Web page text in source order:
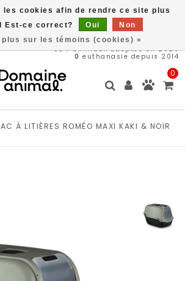
564animaux adoptés en 2026
0 euthanasie depuis 2014
0
À LITIÈRES ROMÉO MAXI KAKI & NOIR
les cookies afin de rendre ce site plus
Est-ce correct?
Oui
Non
plus sur les témoins (cookies) »
gratuite à partir de 89$*